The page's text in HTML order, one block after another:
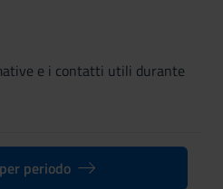
e i contatti utili durante
periodo